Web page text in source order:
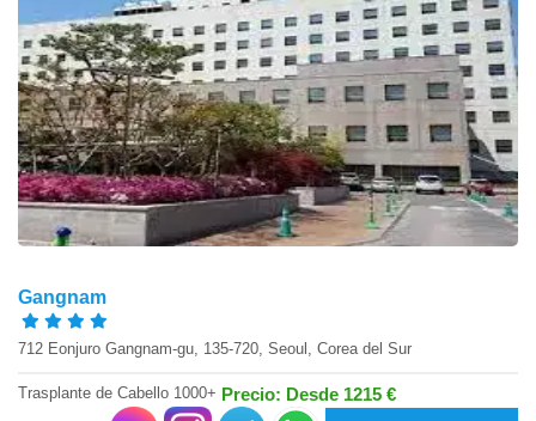
Gangnam
712 Eonjuro Gangnam-gu, 135-720, Seoul, Corea del Sur
Trasplante de Cabello 1000+ Precio: Desde 1215 €